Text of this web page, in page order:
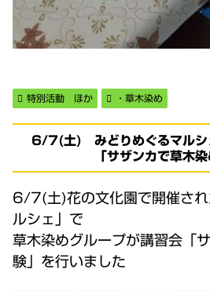
特別活動 ほか ・草木染め
6/7(土) みどりめぐるマルシ
「サザンカで草木染
6/7(土)花の文化園で開催され
ルシェ」で
草木染めグループが講習会「
験」を行いました